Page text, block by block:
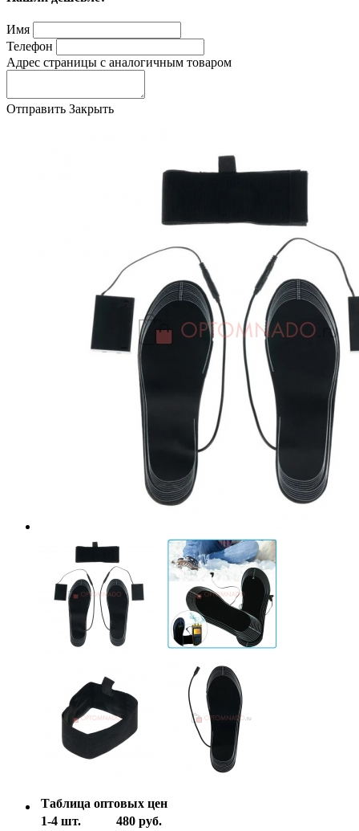
Имя
Телефон
Адрес страницы с аналогичным товаром
Отправить Закрыть
Таблица оптовых цен
1-4 шт.
480 руб.